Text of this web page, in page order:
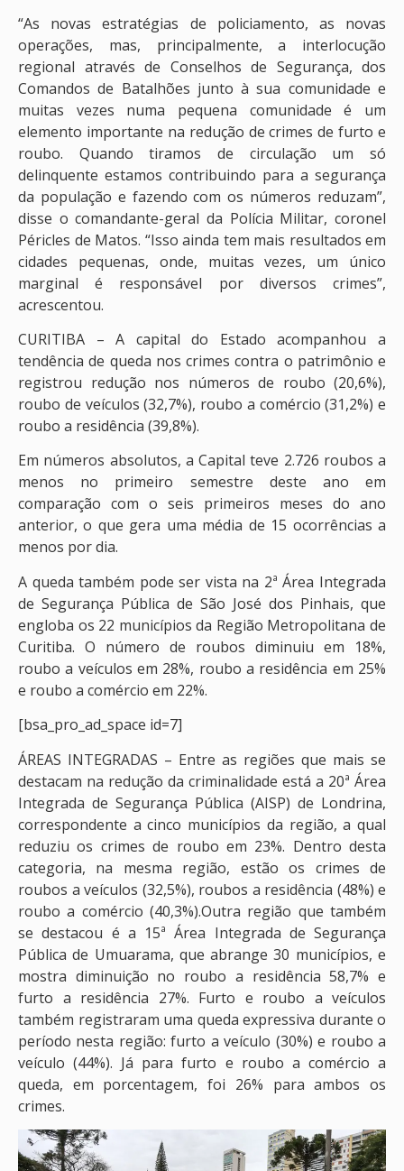
“As novas estratégias de policiamento, as novas
operações, mas, principalmente, a interlocução
regional através de Conselhos de Segurança, dos
Comandos de Batalhões junto à sua comunidade e
muitas vezes numa pequena comunidade é um
elemento importante na redução de crimes de furto e
roubo. Quando tiramos de circulação um só
delinquente estamos contribuindo para a segurança
da população e fazendo com os números reduzam”,
disse o comandante-geral da Polícia Militar, coronel
Péricles de Matos. “Isso ainda tem mais resultados em
cidades pequenas, onde, muitas vezes, um único
marginal é responsável por diversos crimes”,
acrescentou.
CURITIBA – A capital do Estado acompanhou a
tendência de queda nos crimes contra o patrimônio e
registrou redução nos números de roubo (20,6%),
roubo de veículos (32,7%), roubo a comércio (31,2%) e
roubo a residência (39,8%).
Em números absolutos, a Capital teve 2.726 roubos a
menos no primeiro semestre deste ano em
comparação com o seis primeiros meses do ano
anterior, o que gera uma média de 15 ocorrências a
menos por dia.
A queda também pode ser vista na 2ª Área Integrada
de Segurança Pública de São José dos Pinhais, que
engloba os 22 municípios da Região Metropolitana de
Curitiba. O número de roubos diminuiu em 18%,
roubo a veículos em 28%, roubo a residência em 25%
e roubo a comércio em 22%.
[bsa_pro_ad_space id=7]
ÁREAS INTEGRADAS – Entre as regiões que mais se
destacam na redução da criminalidade está a 20ª Área
Integrada de Segurança Pública (AISP) de Londrina,
correspondente a cinco municípios da região, a qual
reduziu os crimes de roubo em 23%. Dentro desta
categoria, na mesma região, estão os crimes de
roubos a veículos (32,5%), roubos a residência (48%) e
roubo a comércio (40,3%).Outra região que também
se destacou é a 15ª Área Integrada de Segurança
Pública de Umuarama, que abrange 30 municípios, e
mostra diminuição no roubo a residência 58,7% e
furto a residência 27%. Furto e roubo a veículos
também registraram uma queda expressiva durante o
período nesta região: furto a veículo (30%) e roubo a
veículo (44%). Já para furto e roubo a comércio a
queda, em porcentagem, foi 26% para ambos os
crimes.